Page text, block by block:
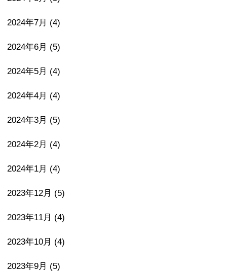
2024年7月 (4)
2024年6月 (5)
2024年5月 (4)
2024年4月 (4)
2024年3月 (5)
2024年2月 (4)
2024年1月 (4)
2023年12月 (5)
2023年11月 (4)
2023年10月 (4)
2023年9月 (5)